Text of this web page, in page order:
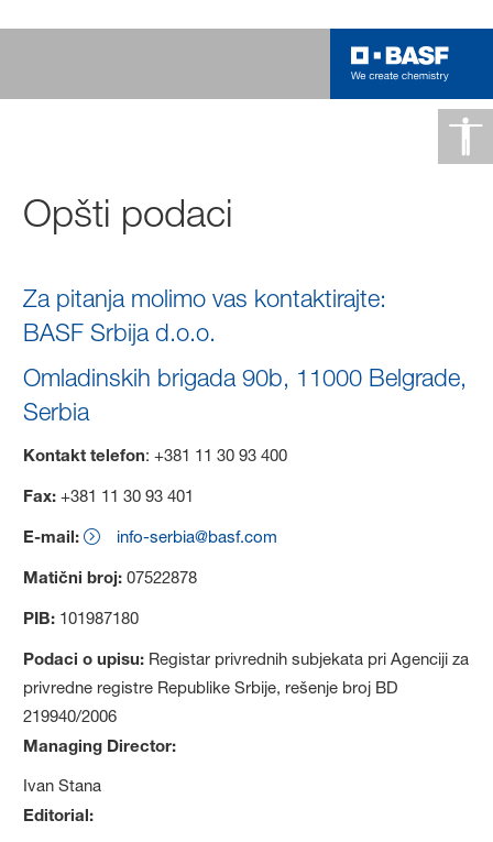
Opšti podaci
Za pitanja molimo vas kontaktirajte:
BASF Srbija d.o.o.
Omladinskih brigada 90b, 11000 Belgrade,
Serbia
Kontakt telefon: +381 11 30 93 400
Fax: +381 11 30 93 401
E-mail: info-serbia@basf.com
Matični broj:07522878
PIB: 101987180
Podaci o upisu: Registar privrednih subjekata pri Agenciji za
privredne registre Republike Srbije, rešenje broj BD
219940/2006
Managing Director:
Ivan Stana
Editorial: